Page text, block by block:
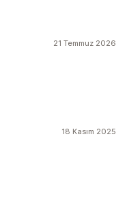
21 Temmuz 2026
18 Kasım 2025